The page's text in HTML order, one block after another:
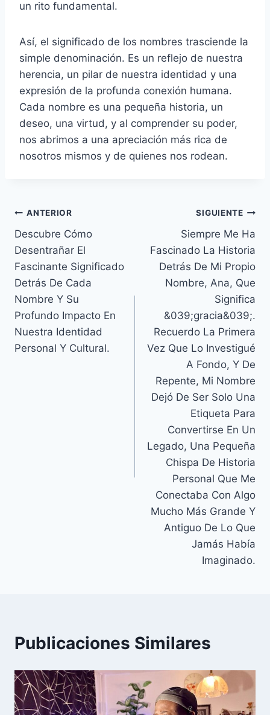
un rito fundamental.
Así, el significado de los nombres trasciende la
simple denominación. Es un reflejo de nuestra
herencia, un pilar de nuestra identidad y una
expresión de la profunda conexión humana.
Cada nombre es una pequeña historia, un
deseo, una virtud, y al comprender su poder,
nos abrimos a una apreciación más rica de
nosotros mismos y de quienes nos rodean.
Navegación
de
entradas
ANTERIOR
Descubre Cómo
Desentrañar El
Fascinante Significado
Detrás De Cada
Nombre Y Su
Profundo Impacto En
Nuestra Identidad
Personal Y Cultural.
SIGUIENTE
Siempre Me Ha
Fascinado La Historia
Detrás De Mi Propio
Nombre, Ana, Que
Significa
&039;gracia&039;.
Recuerdo La Primera
Vez Que Lo Investigué
A Fondo, Y De
Repente, Mi Nombre
Dejó De Ser Solo Una
Etiqueta Para
Convertirse En Un
Legado, Una Pequeña
Chispa De Historia
Personal Que Me
Conectaba Con Algo
Mucho Más Grande Y
Antiguo De Lo Que
Jamás Había
Imaginado.
Publicaciones Similares